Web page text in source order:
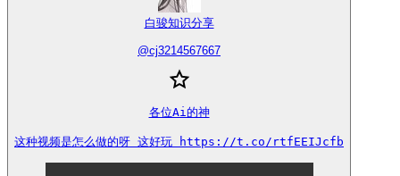
白骏知识分享
@cj3214567667
各位Ai的神
这种视频是怎么做的呀 这好玩 https://t.co/rtfEEIJcfb